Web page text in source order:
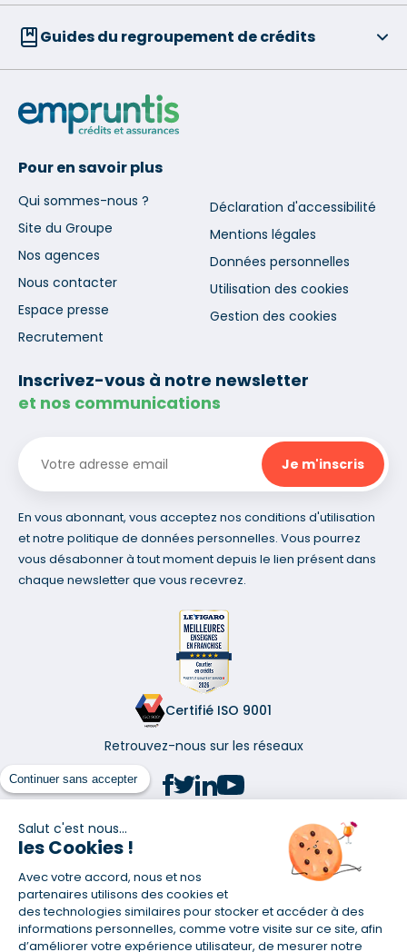
Continuer sans accepter
Salut c'est nous...
les Cookies !
Avec votre accord, nous et nos
partenaires utilisons des cookies et
des technologies similaires pour stocker et accéder à des
informations personnelles, comme votre visite sur ce site, afin
d’améliorer votre expérience utilisateur, de mesurer notre
Guides du regroupement de crédits
Pour en savoir plus
Qui sommes-nous ?
Site du Groupe
Nos agences
Nous contacter
Espace presse
Recrutement
Déclaration d'accessibilité
Mentions légales
Données personnelles
Utilisation des cookies
Gestion des cookies
Inscrivez-vous à notre newsletter
et nos communications
En vous abonnant, vous acceptez nos conditions d'utilisation
et notre politique de données personnelles. Vous pourrez
vous désabonner à tout moment depuis le lien présent dans
chaque newsletter que vous recevrez.
Certifié ISO 9001
Retrouvez-nous sur les réseaux
(1) Taux fixe national hors assurance et selon votre profil
(2) Économie de 65 % pour l'assurance d'un prêt amortissable de 330
457,23 € à 0,90 % sur 19,5 ans, accordé à un salarié non cadre assuré à
100 % (décès, PTIA, IPP, ITT, IPP) âgé de 36 ans fumeur et une personne
salariée non cadre assurée à 100 % (décès, PTIA, IPP, ITT, IPP) âgée de 35
ans et non-fumeur, tous deux sans risque médical connu. Au